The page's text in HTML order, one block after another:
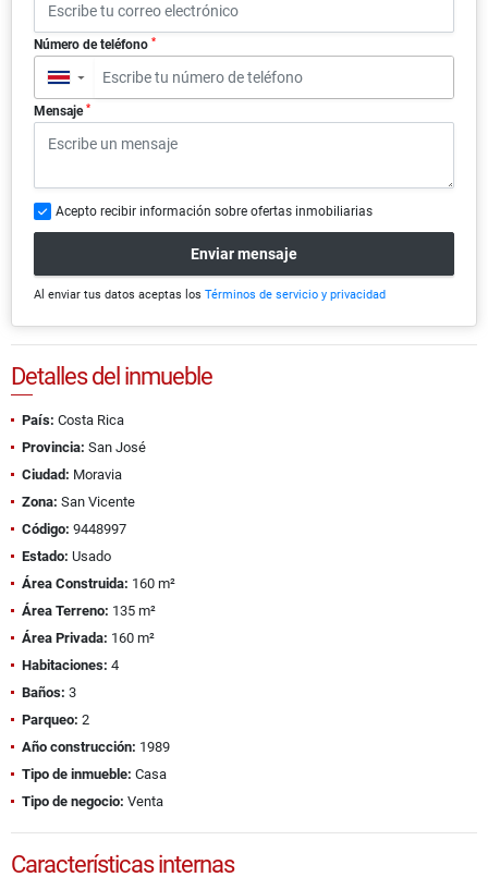
Número de teléfono *
▼
Mensaje *
Acepto recibir información sobre ofertas inmobiliarias
Enviar mensaje
Al enviar tus datos aceptas los Términos de servicio y privacidad
Detalles del inmueble
País: Costa Rica
Provincia: San José
Ciudad: Moravia
Zona: San Vicente
Código: 9448997
Estado: Usado
Área Construida: 160 m²
Área Terreno: 135 m²
Área Privada: 160 m²
Habitaciones: 4
Baños: 3
Parqueo: 2
Año construcción: 1989
Tipo de inmueble: Casa
Tipo de negocio: Venta
Características internas